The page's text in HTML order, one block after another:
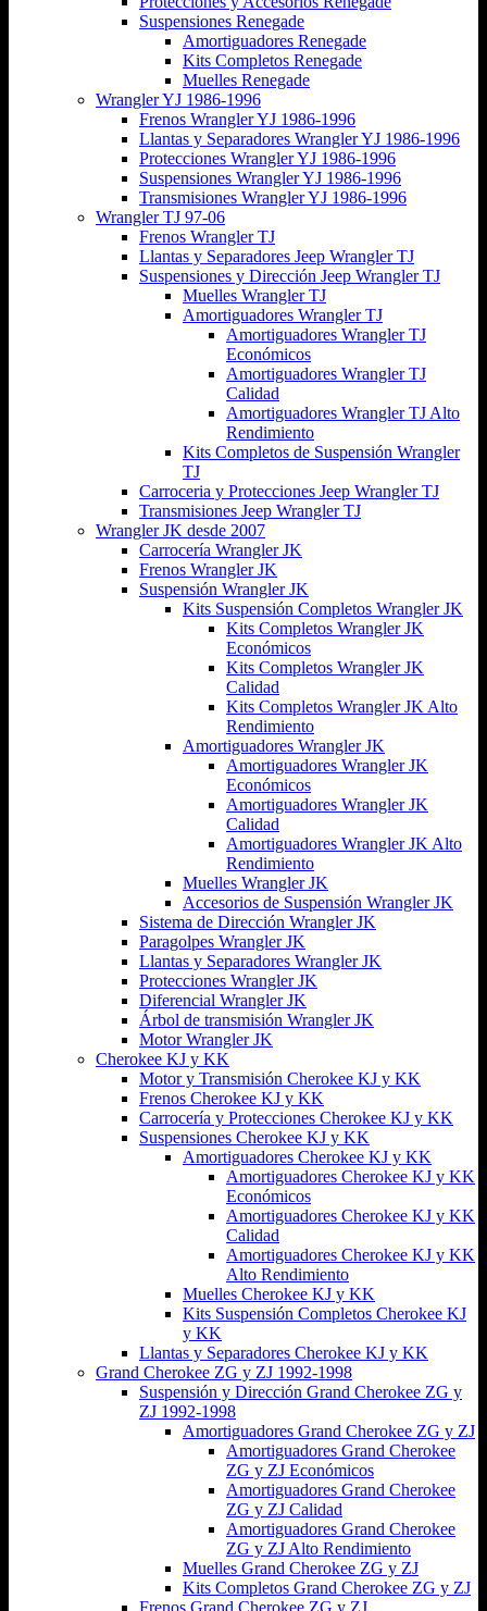
Suspensiones Renegade
Amortiguadores Renegade
Kits Completos Renegade
Muelles Renegade
Wrangler YJ 1986-1996
Frenos Wrangler YJ 1986-1996
Llantas y Separadores Wrangler YJ 1986-1996
Protecciones Wrangler YJ 1986-1996
Suspensiones Wrangler YJ 1986-1996
Transmisiones Wrangler YJ 1986-1996
Wrangler TJ 97-06
Frenos Wrangler TJ
Llantas y Separadores Jeep Wrangler TJ
Suspensiones y Dirección Jeep Wrangler TJ
Muelles Wrangler TJ
Amortiguadores Wrangler TJ
Amortiguadores Wrangler TJ
Económicos
Amortiguadores Wrangler TJ
Calidad
Amortiguadores Wrangler TJ Alto
Rendimiento
Kits Completos de Suspensión Wrangler
TJ
Carroceria y Protecciones Jeep Wrangler TJ
Transmisiones Jeep Wrangler TJ
Wrangler JK desde 2007
Carrocería Wrangler JK
Frenos Wrangler JK
Suspensión Wrangler JK
Kits Suspensión Completos Wrangler JK
Kits Completos Wrangler JK
Económicos
Kits Completos Wrangler JK
Calidad
Kits Completos Wrangler JK Alto
Rendimiento
Amortiguadores Wrangler JK
Amortiguadores Wrangler JK
Económicos
Amortiguadores Wrangler JK
Calidad
Amortiguadores Wrangler JK Alto
Rendimiento
Muelles Wrangler JK
Accesorios de Suspensión Wrangler JK
Sistema de Dirección Wrangler JK
Paragolpes Wrangler JK
Llantas y Separadores Wrangler JK
Protecciones Wrangler JK
Diferencial Wrangler JK
Árbol de transmisión Wrangler JK
Motor Wrangler JK
Cherokee KJ y KK
Motor y Transmisión Cherokee KJ y KK
Frenos Cherokee KJ y KK
Carrocería y Protecciones Cherokee KJ y KK
Suspensiones Cherokee KJ y KK
Amortiguadores Cherokee KJ y KK
Amortiguadores Cherokee KJ y KK
Económicos
Amortiguadores Cherokee KJ y KK
Calidad
Amortiguadores Cherokee KJ y KK
Alto Rendimiento
Muelles Cherokee KJ y KK
Kits Suspensión Completos Cherokee KJ
y KK
Llantas y Separadores Cherokee KJ y KK
Grand Cherokee ZG y ZJ 1992-1998
Suspensión y Dirección Grand Cherokee ZG y
ZJ 1992-1998
Amortiguadores Grand Cherokee ZG y ZJ
Amortiguadores Grand Cherokee
ZG y ZJ Económicos
Amortiguadores Grand Cherokee
ZG y ZJ Calidad
Amortiguadores Grand Cherokee
ZG y ZJ Alto Rendimiento
Muelles Grand Cherokee ZG y ZJ
Kits Completos Grand Cherokee ZG y ZJ
Frenos Grand Cherokee ZG y ZJ